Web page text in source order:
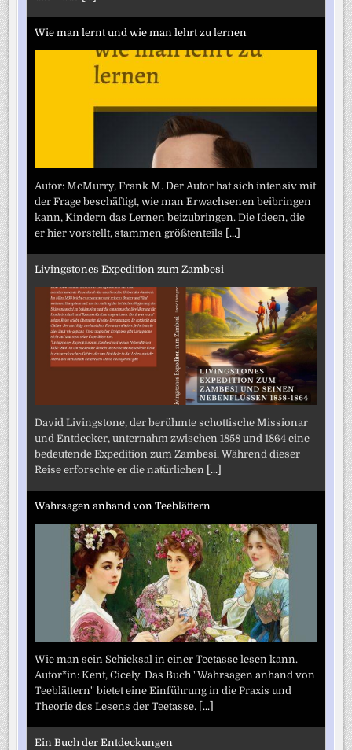
Wie man lernt und wie man lehrt zu lernen
Autor: McMurry, Frank M. Der Autor hat sich intensiv mit
der Frage beschäftigt, wie man Erwachsenen beibringen
kann, Kindern das Lernen beizubringen. Die Ideen, die
er hier vorstellt, stammen größtenteils [...]
Livingstones Expedition zum Zambesi
David Livingstone, der berühmte schottische Missionar
und Entdecker, unternahm zwischen 1858 und 1864 eine
bedeutende Expedition zum Zambesi. Während dieser
Reise erforschte er die natürlichen [...]
Wahrsagen anhand von Teeblättern
Wie man sein Schicksal in einer Teetasse lesen kann.
Autor*in: Kent, Cicely. Das Buch "Wahrsagen anhand von
Teeblättern" bietet eine Einführung in die Praxis und
Theorie des Lesens der Teetasse. [...]
Ein Buch der Entdeckungen